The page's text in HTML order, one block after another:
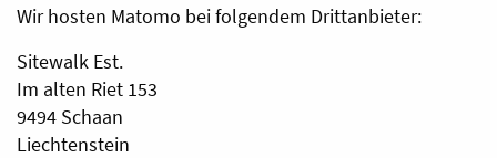
Wir hosten Matomo bei folgendem Drittanbieter:
Sitewalk Est.
Im alten Riet 153
9494 Schaan
Liechtenstein